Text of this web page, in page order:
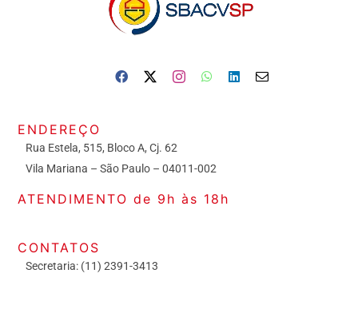
ENDEREÇO
Rua Estela, 515, Bloco A, Cj. 62
Vila Mariana – São Paulo – 04011-002
ATENDIMENTO de 9h às 18h
CONTATOS
Secretaria: (11) 2391-3413